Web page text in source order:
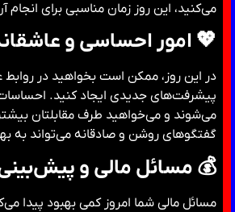
می‌کنید، این روز زمان مناسبی برای
💖 امور احساسی و
در این روز، ممکن است بخواهید در روابط
پیشرفت‌های جدیدی ایجاد کنید.
می‌شوند و می‌خواهید طرف مقابلتان
گفتگوهای روشن و صادقانه می‌تواند به
💰 مسائل مالی و
مسائل مالی شما امروز کمی بهبود پیدا